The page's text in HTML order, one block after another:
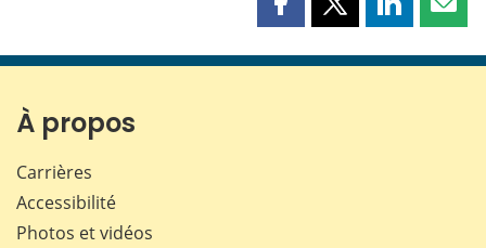
Partager
page
Partager
page
Partager
page page
À propos
Carrières
Accessibilité
Photos et vidéos